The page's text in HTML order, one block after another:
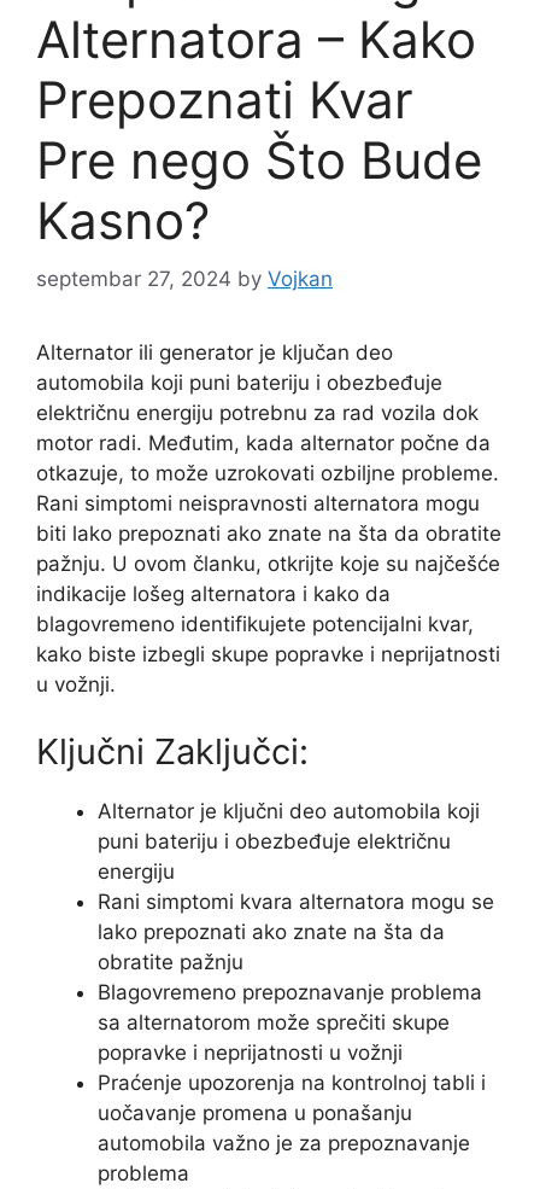
Alternatora – Kako
Prepoznati Kvar
Pre nego Što Bude
Kasno?
septembar 27, 2024 by Vojkan
Alternator ili generator je ključan deo
automobila koji puni bateriju i obezbeđuje
električnu energiju potrebnu za rad vozila dok
motor radi. Međutim, kada alternator počne da
otkazuje, to može uzrokovati ozbiljne probleme.
Rani simptomi neispravnosti alternatora mogu
biti lako prepoznati ako znate na šta da obratite
pažnju. U ovom članku, otkrijte koje su najčešće
indikacije lošeg alternatora i kako da
blagovremeno identifikujete potencijalni kvar,
kako biste izbegli skupe popravke i neprijatnosti
u vožnji.
Ključni Zaključci:
Alternator je ključni deo automobila koji
puni bateriju i obezbeđuje električnu
energiju
Rani simptomi kvara alternatora mogu se
lako prepoznati ako znate na šta da
obratite pažnju
Blagovremeno prepoznavanje problema
sa alternatorom može sprečiti skupe
popravke i neprijatnosti u vožnji
Praćenje upozorenja na kontrolnoj tabli i
uočavanje promena u ponašanju
automobila važno je za prepoznavanje
problema